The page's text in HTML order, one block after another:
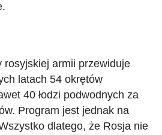
rosyjskiej armii przewiduje
latach 54 okrętów
40 łodzi podwodnych za
Program jest jednak na
dlatego, że Rosja nie